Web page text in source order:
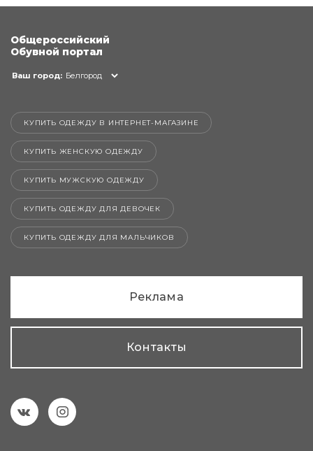
Общероссийский
Обувной портал
Ваш город: Белгород
КУПИТЬ ОДЕЖДУ В ИНТЕРНЕТ-МАГАЗИНЕ
КУПИТЬ ЖЕНСКУЮ ОДЕЖДУ
КУПИТЬ МУЖСКУЮ ОДЕЖДУ
КУПИТЬ ОДЕЖДУ ДЛЯ ДЕВОЧЕК
КУПИТЬ ОДЕЖДУ ДЛЯ МАЛЬЧИКОВ
Реклама
Контакты